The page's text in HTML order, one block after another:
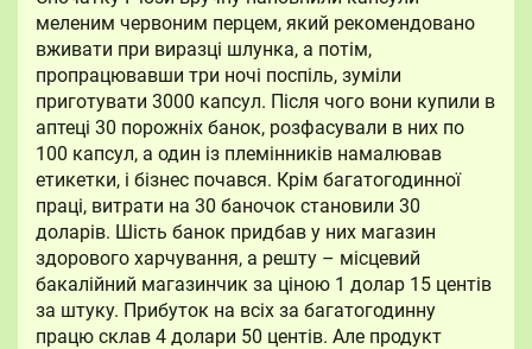
меленим червоним перцем, який рекомендовано
вживати при виразці шлунка, а потім,
пропрацювавши три ночі поспіль, зуміли
приготувати 3000 капсул. Після чого вони купили в
аптеці 30 порожніх банок, розфасували в них по
100 капсул, а один із племінників намалював
етикетки, і бізнес почався. Крім багатогодинної
праці, витрати на 30 баночок становили 30
доларів. Шість банок придбав у них магазин
здорового харчування, а решту – місцевий
бакалійний магазинчик за ціною 1 долар 15 центів
за штуку. Прибуток на всіх за багатогодинну
працю склав 4 долари 50 центів. Але продукт